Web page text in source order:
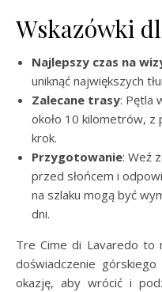
Wskazówki
Najlepszy czas na
uniknąć największych
Zalecane trasy: Pętla
około 10 kilometrów, z
krok.
Przygotowanie: Weź
przed słońcem i
na szlaku mogą być
dni.
Tre Cime di Lavaredo
doświadczenie
okazję, aby wrócić i